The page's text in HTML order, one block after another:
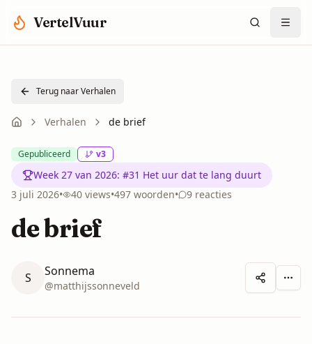
VertelVuur
Terug naar Verhalen
Verhalen de brief
Gepubliceerd v3
Week 27 van 2026: #31 Het uur dat te lang duurt
3 juli 2026• 40 views•497 woorden• 9 reacties
de brief
S Sonnema
@matthijssonneveld